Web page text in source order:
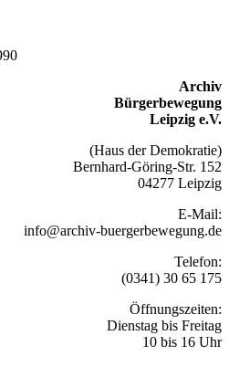
Archiv
Bürgerbewegung
Leipzig e.V.
(Haus der Demokratie)
Bernhard-Göring-Str. 152
04277 Leipzig
E-Mail:
info@archiv-buergerbewegung.de
Telefon:
(0341) 30 65 175
Öffnungszeiten:
Dienstag bis Freitag
10 bis 16 Uhr